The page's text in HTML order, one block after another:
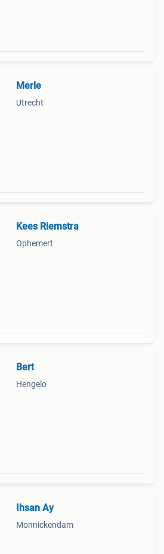
Merle
Utrecht
Kees Riemstra
Ophemert
Bert
Hengelo
Ihsan Ay
Monnickendam